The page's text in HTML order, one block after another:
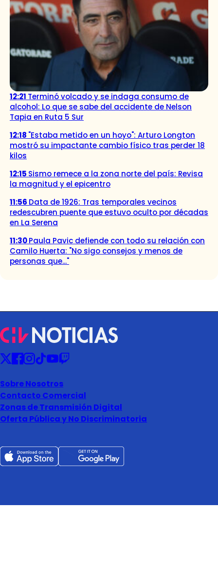
12:21 Terminó volcado y se indaga consumo de
alcohol: Lo que se sabe del accidente de Nelson
Tapia en Ruta 5 Sur
12:18 "Estaba metido en un hoyo": Arturo Longton
mostró su impactante cambio físico tras perder 18
kilos
12:15 Sismo remece a la zona norte del país: Revisa
la magnitud y el epicentro
11:56 Data de 1926: Tras temporales vecinos
redescubren puente que estuvo oculto por décadas
en La Serena
11:30Paula Pavic defiende con todo su relación con
Camilo Huerta: "No sigo consejos y menos de
personas que..."
Sobre Nosotros
Contacto Comercial
Zonas de Transmisión Digital
Oferta Pública y No Discriminatoria